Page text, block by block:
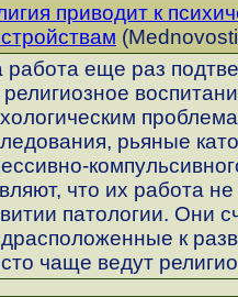
приводит к
работа еще раз
религиозное
рьяные
что их работа
патологии. Они
к
чаще ведут